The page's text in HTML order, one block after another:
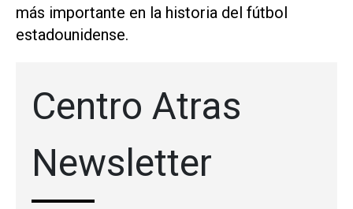
más importante en la historia del fútbol
estadounidense.